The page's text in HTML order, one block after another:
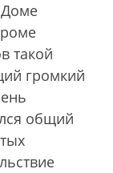
такой
громкий
общий